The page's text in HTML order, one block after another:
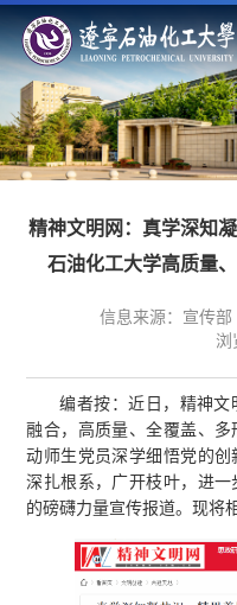
精神文明网：真学深知
石油化工大学高质量
信息来源：宣传部
浏
编者按：近日，精神
融合，高质量、全覆盖、
动师生党员深学细悟党的
深扎根系，广开枝叶，进
的磅礴力量宣传报道。现将